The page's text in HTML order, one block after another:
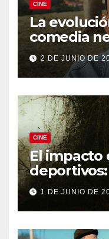
CINE
La
comedia
Knives Out
2 DE JUNIO DE
CINE
El impacto
deportivos:
Ferrari
1 DE JUNIO DE